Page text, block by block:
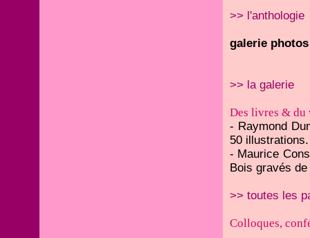
>> l'anthologie
galerie
>> la galerie
Des livres & du
- Raymond
50
- Maurice
Bois gravés
>> toutes les
Colloques,